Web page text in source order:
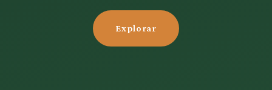
Explorar